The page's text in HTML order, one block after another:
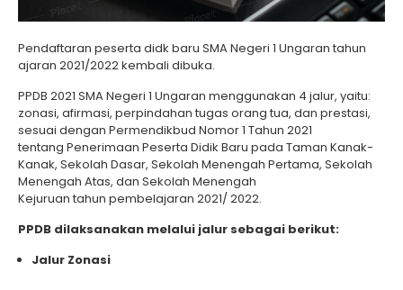
Pendaftaran peserta didk baru SMA Negeri 1 Ungaran tahun
ajaran 2021/2022 kembali dibuka.
PPDB 2021 SMA Negeri 1 Ungaran menggunakan 4 jalur, yaitu:
zonasi, afirmasi, perpindahan tugas orang tua, dan prestasi,
sesuai dengan Permendikbud Nomor 1 Tahun 2021
tentang Penerimaan Peserta Didik Baru pada Taman Kanak-
Kanak, Sekolah Dasar, Sekolah Menengah Pertama, Sekolah
Menengah Atas, dan Sekolah Menengah
Kejuruan tahun pembelajaran 2021/ 2022.
PPDB dilaksanakan melalui jalur sebagai berikut:
Jalur Zonasi